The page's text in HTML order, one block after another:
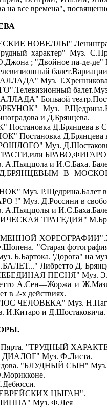
на все времена",
НОВЕЛЛЫ"
характер" Муз.
; "Двойное па-де-де"
Муз. Т.Хренникова.
Бопьаой
Муз.
и Д.Брянцева.
Д.Брянцева в
Постановка Д.Брянцева
Муз.
БРАВО,ФИГАРО !"
и И.С.Баха.
В
Муз. Р.Щедрина.Балет в
!" Муз. Д.Россини в
и И.С.Баха.Балет
ТРАГЕДИЯ"
"Старая
Б.Бартока. 'Дорога" на
Либретто Д.
ПЕСНЯ" Муз.
А.Сен—Жоржа и
в 2-х действиях.
ЧЕЛОВЕКА" Муз.
и Д.Шостаковича.
"ТРУДНЫЙ
Муз. Ф.Листа.
"БЛУДНЫЙ СЫН"
ЦЫГАН".
Муз. Ф.Лея